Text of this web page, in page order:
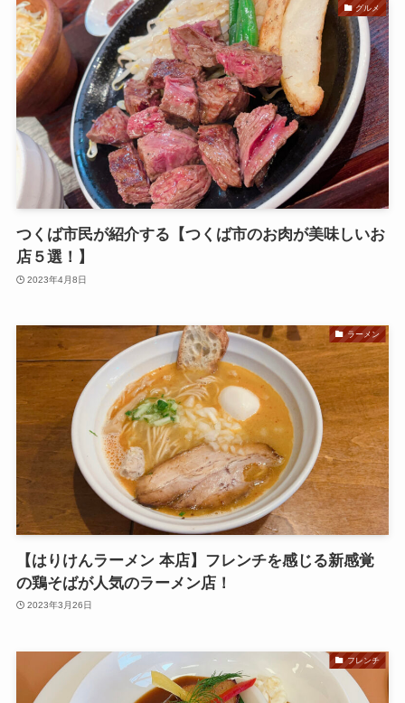
グルメ
つくば市民が紹介する【つくば市のお肉が美味しいお
店５選！】
2023年4月8日
ラーメン
【はりけんラーメン 本店】フレンチを感じる新感覚
の鶏そばが人気のラーメン店！
2023年3月26日
フレンチ